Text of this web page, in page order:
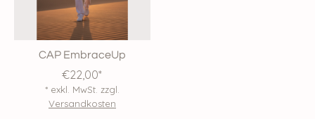
CAP EmbraceUp
€22,00*
* exkl. MwSt. zzgl.
Versandkosten